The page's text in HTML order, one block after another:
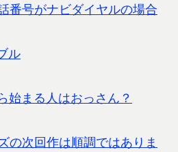
番号がナビダイヤルの場合
ル
始まる人はおっさん？
の次回作は順調ではありま